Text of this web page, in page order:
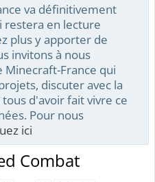
va définitivement
restera en lecture
plus y apporter de
invitons à nous
France qui
discuter avec la
d'avoir fait vivre ce
Pour nous
ici
Combat